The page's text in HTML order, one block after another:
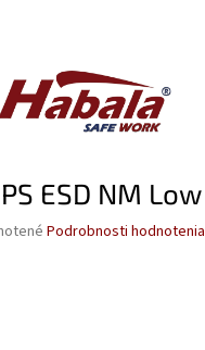
ESD NM Low
Podrobnosti hodnotenia